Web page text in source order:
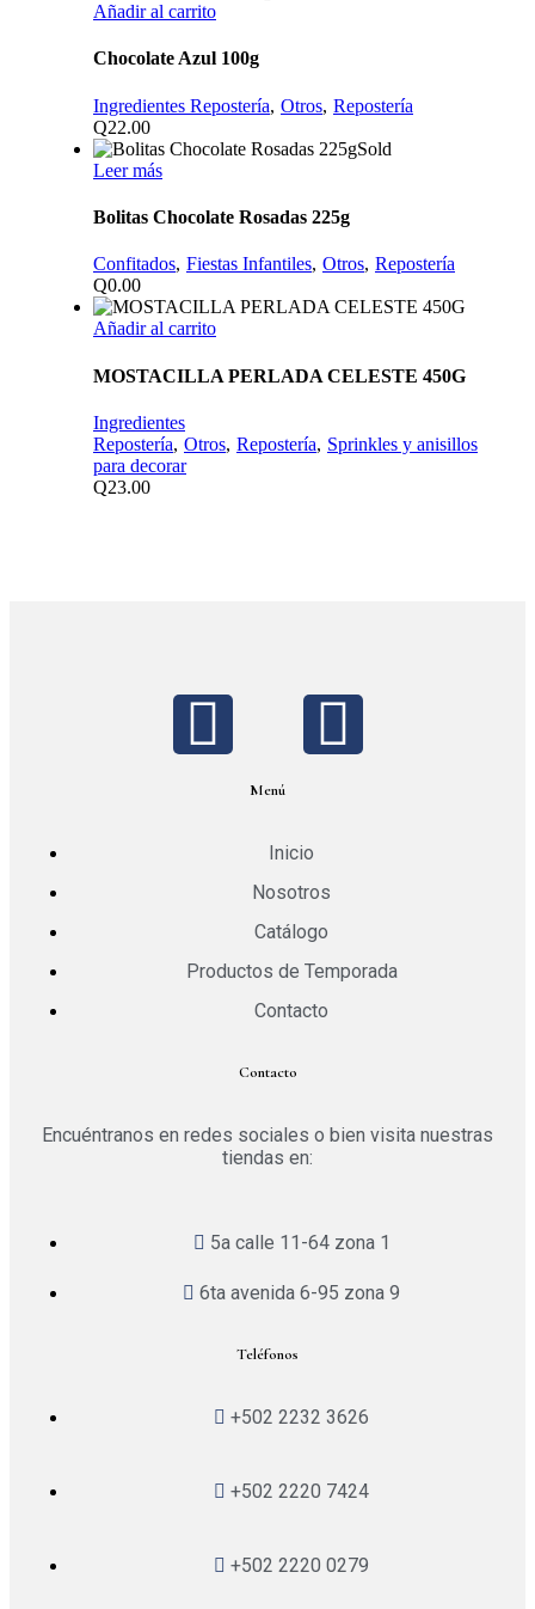
Añadir al carrito
Chocolate Azul 100g
Ingredientes Repostería Otros Repostería
Q22.00
Sold
Leer más
Bolitas Chocolate Rosadas 225g
Confitados Fiestas Infantiles Otros Repostería
Q0.00
Añadir al carrito
MOSTACILLA PERLADA CELESTE 450G
Ingredientes
Repostería Otros Repostería
Sprinkles y anisillos
para decorar
Q23.00
Menú
Inicio
Nosotros
Catálogo
Productos de Temporada
Contacto
Contacto
Encuéntranos en redes sociales o bien visita nuestras
tiendas en:
5a calle 11-64 zona 1
6ta avenida 6-95 zona 9
Teléfonos
+502 2232 3626
+502 2220 7424
+502 2220 0279